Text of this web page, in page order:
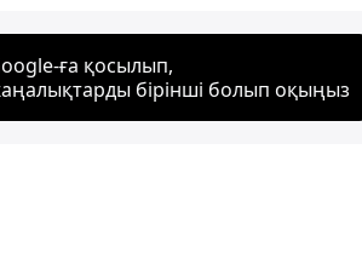
ға қосылып,
бірінші болып оқыңыз